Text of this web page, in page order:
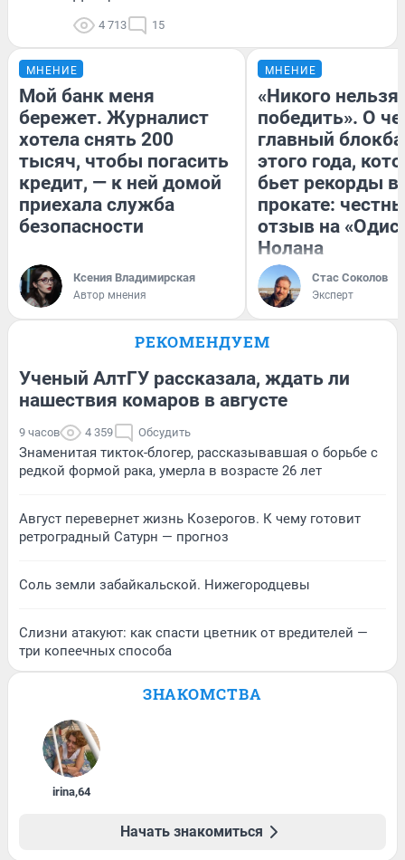
4 713 15
МНЕНИЕ
Мой банк меня
бережет. Журналист
хотела снять 200
тысяч, чтобы погасить
кредит, — к ней домой
приехала служба
безопасности
Ксения Владимирская
Автор мнения
МНЕНИЕ
«Никого нельзя
победить». О
главный
этого года,
бьет рекорды в
прокате:
отзыв на
Нолана
Стас Соколов
Эксперт
РЕКОМЕНДУЕМ
Ученый АлтГУ рассказала, ждать ли
нашествия комаров в августе
9 часов 4 359 Обсудить
Знаменитая тикток-блогер, рассказывавшая о борьбе с
редкой формой рака, умерла в возрасте 26 лет
Август перевернет жизнь Козерогов. К чему готовит
ретроградный Сатурн — прогноз
Соль земли забайкальской. Нижегородцевы
Слизни атакуют: как спасти цветник от вредителей —
три копеечных способа
ЗНАКОМСТВА
irina,64
Начать знакомиться